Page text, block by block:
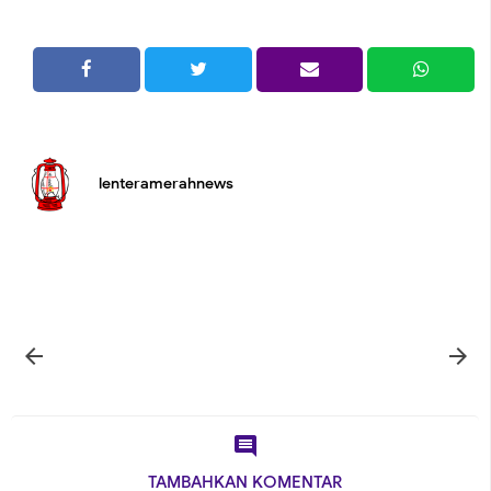
lenteramerahnews
 

TAMBAHKAN KOMENTAR